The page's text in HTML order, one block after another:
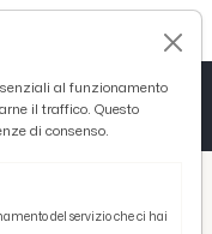
al funzionamento
il traffico. Questo
di consenso.
del servizio che ci hai